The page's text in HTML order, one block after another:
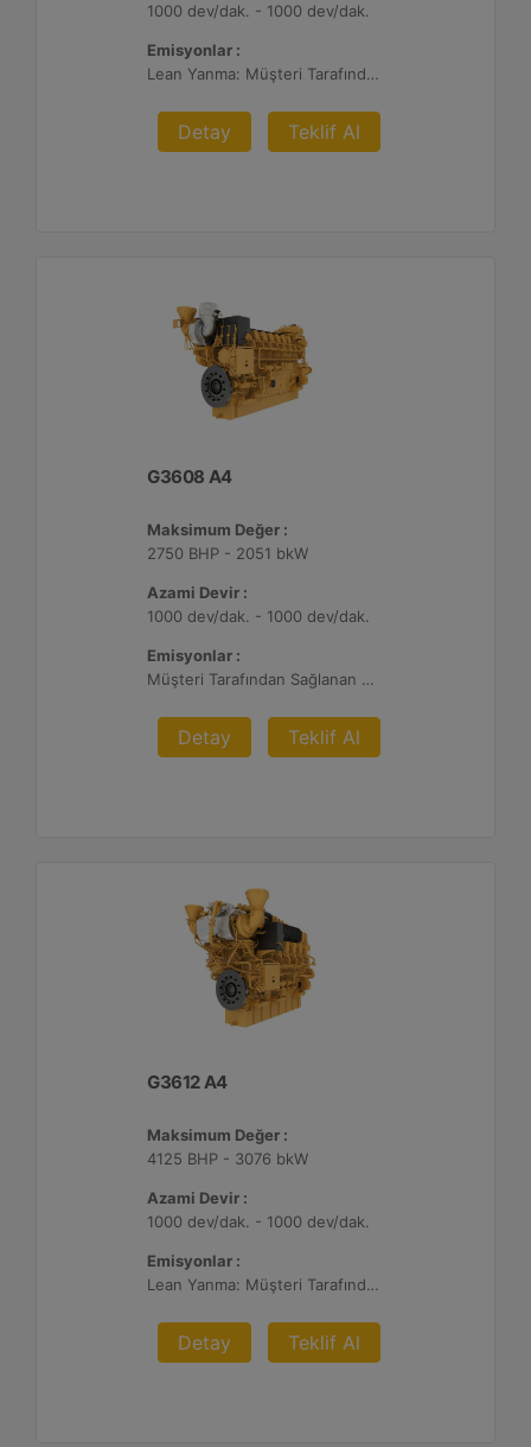
1000 dev/dak. - 1000 dev/dak.
Emisyonlar :
Lean Yanma: Müşteri Tarafından Sağlanan Atık Arıtma ile NSPS Saha Uyumluluğuna Sahiptir, 0,3 g ve 0,5 g/bhp-sa. NOx
Detay Teklif Al
G3608 A4
Maksimum Değer :
2750 BHP - 2051 bkW
Azami Devir :
1000 dev/dak. - 1000 dev/dak.
Emisyonlar :
Müşteri Tarafından Sağlanan Atık Arıtma ile NSPS Saha Uyumluluğuna Sahiptir, 0,3 g ve 0,5 g/bhp-sa. NOx
Detay Teklif Al
G3612 A4
Maksimum Değer :
4125 BHP - 3076 bkW
Azami Devir :
1000 dev/dak. - 1000 dev/dak.
Emisyonlar :
Lean Yanma: Müşteri Tarafından Sağlanan Atık Arıtma ile NSPS Saha Uyumluluğuna Sahiptir, 0,3 g ve 0,5 g/bhp-sa. NOx
Detay Teklif Al